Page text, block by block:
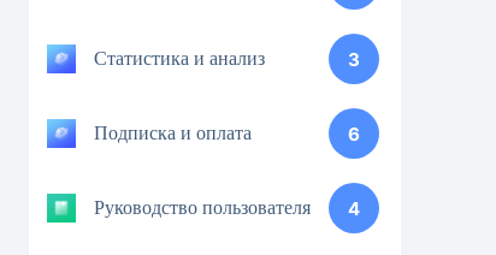
Статистика и анализ 3
Подписка и оплата 6
Руководство пользователя 4